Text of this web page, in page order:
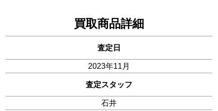
買取商品詳細
査定日
2023年11月
査定スタッフ
石井